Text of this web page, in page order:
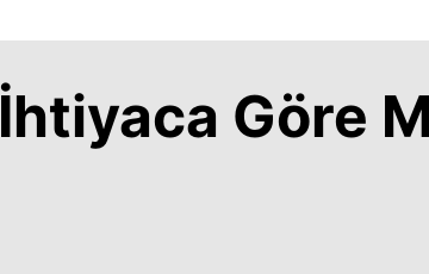
İhtiyaca Göre